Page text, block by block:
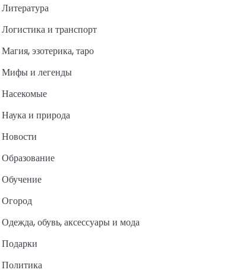
Литература
Логистика и транспорт
Магия, эзотерика, таро
Мифы и легенды
Насекомые
Наука и природа
Новости
Образование
Обучение
Огород
Одежда, обувь, аксессуары и мода
Подарки
Политика